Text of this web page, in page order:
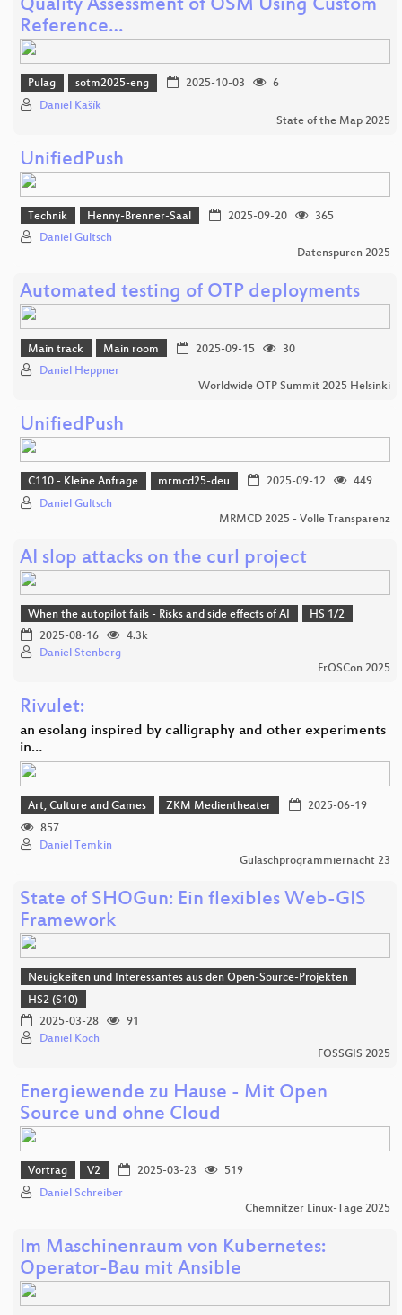
Quality Assessment of OSM Using Custom
Reference…
Pulag sotm2025-eng 2025-10-03
6
Daniel Kašík
State of the Map 2025
UnifiedPush
Technik Henny-Brenner-Saal 2025-09-20
365
Daniel Gultsch
Datenspuren 2025
Automated testing of OTP deployments
Main track Main room 2025-09-15
30
Daniel Heppner
Worldwide OTP Summit 2025 Helsinki
UnifiedPush
C110 - Kleine Anfrage mrmcd25-deu 2025-09-12
449
Daniel Gultsch
MRMCD 2025 - Volle Transparenz
AI slop attacks on the curl project
When the autopilot fails - Risks and side effects of AI
HS 1/2
2025-08-16
4.3k
Daniel Stenberg
FrOSCon 2025
Rivulet:
an esolang inspired by calligraphy and other experiments
in…
Art, Culture and Games ZKM Medientheater
2025-06-19
857
Daniel Temkin
Gulaschprogrammiernacht 23
State of SHOGun: Ein flexibles Web-GIS
Framework
Neuigkeiten und Interessantes aus den Open-Source-Projekten
HS2 (S10)
2025-03-28
91
Daniel Koch
FOSSGIS 2025
Energiewende zu Hause - Mit Open
Source und ohne Cloud
Vortrag V2 2025-03-23
519
Daniel Schreiber
Chemnitzer Linux-Tage 2025
Im Maschinenraum von Kubernetes:
Operator-Bau mit Ansible